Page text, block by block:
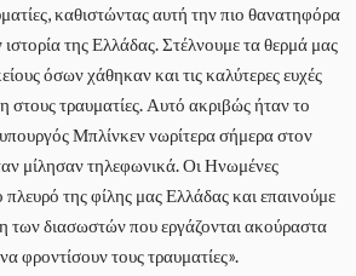
καθιστώντας αυτή την πιο θανατηφόρα
της Ελλάδας. Στέλνουμε τα θερμά μας
όσων χάθηκαν και τις καλύτερες ευχές
στους τραυματίες. Αυτό ακριβώς ήταν το
Μπλίνκεν νωρίτερα σήμερα στον
μίλησαν τηλεφωνικά. Οι Ηνωμένες
πλευρό της φίλης μας Ελλάδας και επαινούμε
των διασωστών που εργάζονται ακούραστα
φροντίσουν τους τραυματίες».